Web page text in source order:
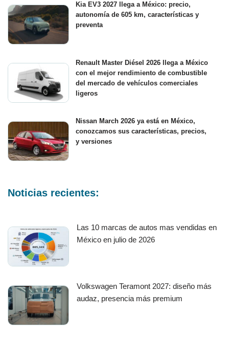
Kia EV3 2027 llega a México: precio,
autonomía de 605 km, características y
preventa
Renault Master Diésel 2026 llega a México
con el mejor rendimiento de combustible
del mercado de vehículos comerciales
ligeros
Nissan March 2026 ya está en México,
conozcamos sus características, precios,
y versiones
Noticias recientes:
Las 10 marcas de autos mas vendidas en
México en julio de 2026
Volkswagen Teramont 2027: diseño más
audaz, presencia más premium